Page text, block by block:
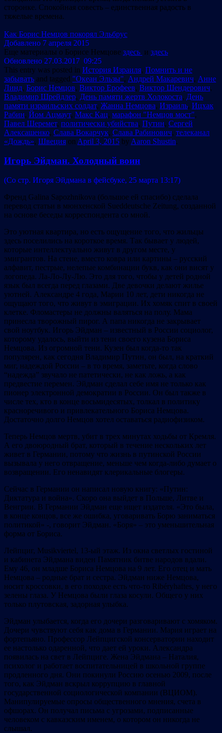
сторонке. Спокойная совесть – единственная радость в
тяжелые времена.
Как Борис Немцов покорял Эльбрус
Добавлено 7 апреля 2015
Еще материалы о Борисе Немцове здесь и здесь
Обновлено 27.03.2017 09:25
This entry was posted in История Израиля, Помнить и не
забывать and tagged "Океан Эльзы", Андрей Макаревич, Анне
Линд, Борис Немцов, Виктор Ерофеев, Виктор Шендерович,
Владимир Шрейдлер, День памяти жертв Холокоста, День
памяти израильских солдат, Жанна Немцова, Израиль, Ицхак
Рабин, Йом Ацмаут, Макс Кац, марафон "Немцов мост",
Павел Шеремет, политически убийства, Путин, Сергей
Алексашенко, Слава Вокарчук, Слава Рабинович, телеканал
«Дождь», Швеция on April 3, 2015 by Aaron Shustin.
Игорь Эйдман. Холодный воин
(Со стр. Игоря Эйдмана в фейсбуке, 25 марта 13:17)
Френд Galina Sapozhnikova (большое ей спасибо) сделала
перевод статьи в мюнхенской Sueddeutsche Zeitung, созданной
на основе беседы корреспондента со мной.
Это уютная квартира, но есть ощущение того, что жильцы
здесь поселились на короткое время. Так бывает у людей,
которые интеллектуально живут в другом месте, у
эмигрантов. На стене, вместо ковра или картины – русский
алфавит, пестрые, нелепые комбинации букв, как они висят у
логопеда. Ла-Ло-Лу-Лю. Это для того, чтобы у детей родной
язык был всегда перед глазами. Две девочки делают жилье
уютней. Александре 4 года, Марии 10 лет, дети никогда не
ощущают того, что живут в эмиграции. Их хомяк спит в своей
клетке. Фломастеры не должны валяться на полу. Мама
принесла творожный пирог. А папа никогда не закрывает
свой ноутбук. Игорь Эйдман – известный в России социолог,
которому удалось, выйти из тени своего кузена Бориса
Немцова. Из огромной тени. Кузен был когда-то так
популярен, как сегодня Владимир Путин, он был, на краткий
миг, надеждой России – в то время, заметьте, когда слово
“надежда” звучало не патетически, не как ложь, а как
предвестие перемен. Эйдман сделал себе имя не только как
пионер электронной демократии в России. Он был также в
числе тех, кто в конце восьмидесятых, толкал в политику
красноречивого и привлекательного Бориса Немцова.
Достаточно долго Немцов хотел оставаться радиофизиком.
Теперь Немцов мертв, убит в трех минутах ходьбы от Кремля.
А его двоюродный брат, который в течение нескольких лет
живет в Германии, потому что жизнь в путинской России
вызывала у него отвращение, меньше чем когда-либо думает о
возвращении. Его ненавидят клерикальные блогеры.
Сейчас в Германии он написал новую книгу: «Путин:
Диктатура и война». Скоро она выйдет в Польше, Литве и
Венгрии. В Германии Эйдман еще ищет издателя. «Это была,
в конце концов, все же ошибка, уговаривать Борю заниматься
политикой» -, говорит Эйдман. «Боря» – это уменьшительная
форма от Бориса.
Лейпциг, Musikviertel, 13-ый этаж. Из окна светлых гостиной
и кабинета Эйдмана виден Памятник битве народов вдали.
Ему 46, он младше Бориса Немцова на 9 лет. Его отец и мать
Немцова – родные брат и сестра. Эйдман ниже Немцова,
носит кроссовки, в его походке есть что-то Ribéryhaftes, у него
зелены глаза. У Немцова были глаза косули. Общего у них
только плутовская, задорная улыбка.
Эйдман улыбается, когда его дочери разговаривают с хомяком.
Дочери чувствуют себя как дома в Германии. Мария играет на
фортепьяно. Профессор Лейпцигской консерватории находит
ее настолько одаренной, что дает ей уроки. Александра
появилась на свет в Лейпциге. Жена Эйдмана – Наталия,
психолог и работает воспитательницей в школьной группе
продленного дня. Они покинули Россию осенью 2009, после
того, как Эйдман вскрыл коррупцию в главной
государственной социологической компании (ВЦИОМ).
Манипулируемые опросы общественного мнения, счета в
офшорах. Он получал письма с угрозами, подписанные
человеком с кавказским именем, о котором он никогда не
слышал.